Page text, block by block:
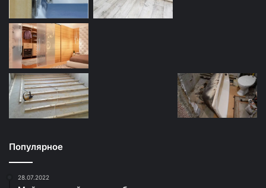
Популярное
28.07.2022